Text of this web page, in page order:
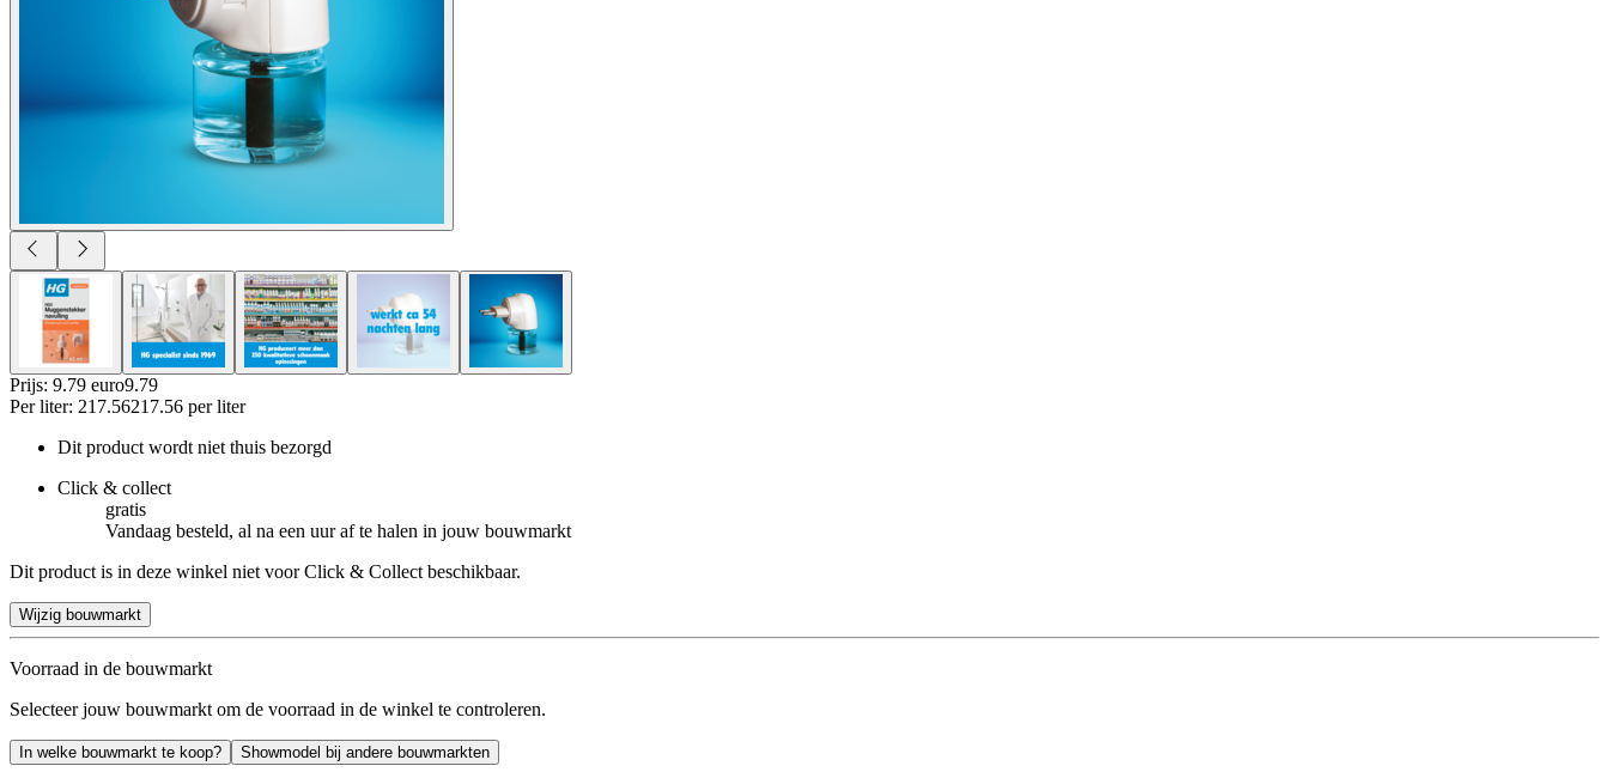
Prijs: 9.79 euro9.79
Per liter: 217.56217.56 per liter
Dit product wordt niet thuis bezorgd
Click & collect
gratis
Vandaag besteld, al na een uur af te halen in jouw bouwmarkt
Dit product is in deze winkel niet voor Click & Collect beschikbaar.
Wijzig bouwmarkt
Voorraad in de bouwmarkt
Selecteer jouw bouwmarkt om de voorraad in de winkel te controleren.
In welke bouwmarkt te koop? Showmodel bij andere bouwmarkten